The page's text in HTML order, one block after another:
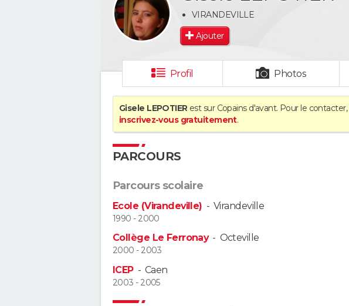
VIRANDEVILLE
Ajouter
Profil Photos
Gisele LEPOTIER est sur Copains d'avant. Pour le contacter,
inscrivez-vous gratuitement.
PARCOURS
Parcours scolaire
Ecole (Virandeville) -Virandeville
1990 - 2000
Collège Le Ferronay- Octeville
2000 - 2003
ICEP- Caen
2003 - 2005